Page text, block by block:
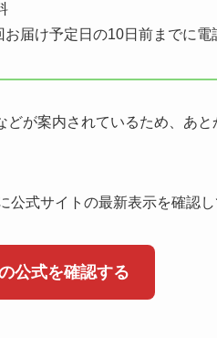
届け予定日の10日前までに電
が案内されているため、あ
式サイトの最新表示を確認
公式を確認する